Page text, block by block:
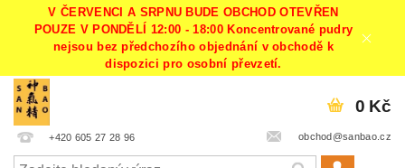
V ČERVENCI A SRPNU BUDE OBCHOD OTEVŘEN
POUZE V PONDĚLÍ 12:00 - 18:00 Koncentrované pudry
nejsou bez předchozího objednání v obchodě k
dispozici pro osobní převzetí.
+420 605 27 28 96 obchod@sanbao.cz
0 Kč